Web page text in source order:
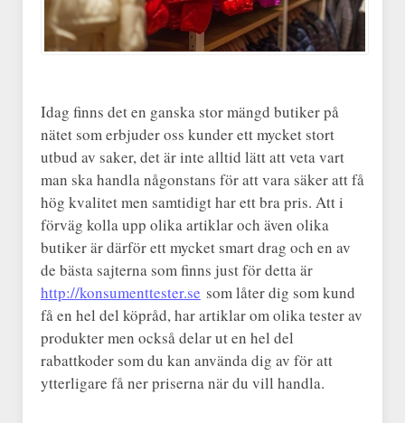
Idag finns det en ganska stor mängd butiker på
nätet som erbjuder oss kunder ett mycket stort
utbud av saker, det är inte alltid lätt att veta vart
man ska handla någonstans för att vara säker att få
hög kvalitet men samtidigt har ett bra pris. Att i
förväg kolla upp olika artiklar och även olika
butiker är därför ett mycket smart drag och en av
de bästa sajterna som finns just för detta är
http://konsumenttester.se som låter dig som kund
få en hel del köpråd, har artiklar om olika tester av
produkter men också delar ut en hel del
rabattkoder som du kan använda dig av för att
ytterligare få ner priserna när du vill handla.